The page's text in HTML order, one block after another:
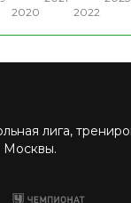
2020
2022
лига,
Москвы.